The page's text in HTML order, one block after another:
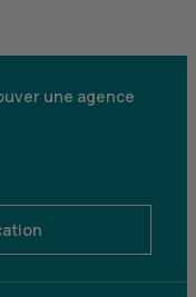
une agence